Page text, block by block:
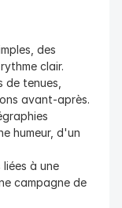
des
clair.
de tenues,
avant-après.
humeur, d'un
à une
campagne de